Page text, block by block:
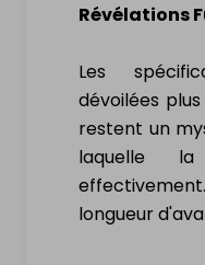
Révélations
Les
dévoilées
restent un
laquelle la
longueur